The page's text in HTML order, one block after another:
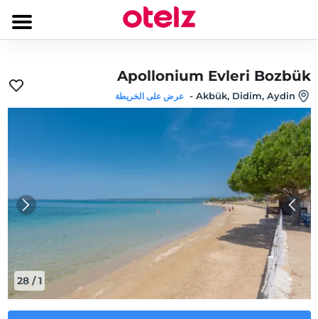
Apollonium Evleri Bozbük
Akbük, Didim, Aydin
- عرض على الخريطة
1
/
28